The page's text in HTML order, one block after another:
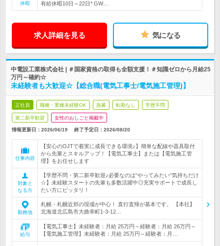
休暇
有給休暇10日～22日* GW…
求人詳細を見る 気になる
中電設工業株式会社 | ＃国家資格の取得も全額支援！＃知識ゼロから月給25
万円～確約☆
未経験者も大歓迎☆【総合職(電気工事士/電気施工管理)】
正社員 職種・業種未経験OK 急募 転勤なし 学歴不問
第二新卒歓迎 女性のおしごと掲載中
情報更新日：2026/06/19 終了予定日： 2026/08/20
仕事内容
【安心のOJTで着実に成長できる環境♪】簡単な配線や器具取付
から先輩とスキルアップ！【電気工事士】または【電気施工管
理】をお任せします
対象と
なる方
【学歴不問・第二新卒歓迎♪必要なのは“やってみたい”気持ちだけ
☆】未経験スタートの先輩も多数活躍中◎充実サポートで成長し
たい方にピッタリ！
勤務地
札幌・札幌近郊の現場が中心！ 直行直帰が基本です。 【本社】
北海道北広島市大曲幸町1-3-12…
給与
【電気工事士】未経験者：月給 25万円～経験者：月給 26万円～
【電気施工管理】未経験者：月給 25万円～経験者：月…